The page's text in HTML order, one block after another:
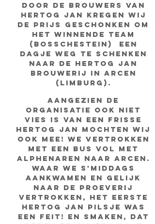
Door de brouwers van
Hertog Jan kregen wij
de prijs geschonken om
het winnende team
(Bosschestein) een
dagje weg te schenken
naar de Hertog Jan
Brouwerij in Arcen
(Limburg).
Aangezien de
organisatie ook niet
vies is van een frisse
Hertog Jan mochten wij
ook mee! We vertrokken
met een bus vol met
Alphenaren naar Arcen.
Waar we s'middags
aankwamen en gelijk
naar de proeverij
vertrokken, het eerste
Hertog Jan pilsje was
een feit! En smaken, dat